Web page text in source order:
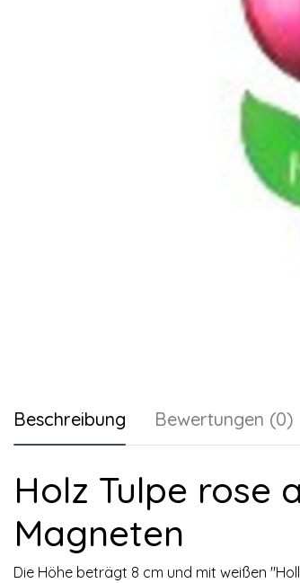
Beschreibung Bewertungen (0)
Holz Tulpe rose
Magneten
Die Höhe beträgt 8 cm und mit weißen